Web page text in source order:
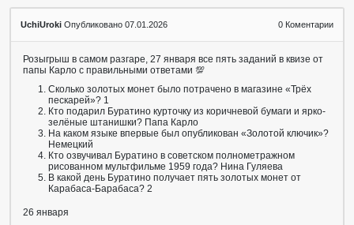
UchiUroki Опубликовано 07.01.2026 0 Коментарии
Розыгрыш в самом разгаре, 27 января все пять заданий в квизе от
папы Карло с правильными ответами 💯
Сколько золотых монет было потрачено в магазине «Трёх
пескарей»? 1
Кто подарил Буратино курточку из коричневой бумаги и ярко-
зелёные штанишки? Папа Карло
На каком языке впервые был опубликован «Золотой ключик»?
Немецкий
Кто озвучивал Буратино в советском полнометражном
рисованном мультфильме 1959 года? Нина Гуляева
В какой день Буратино получает пять золотых монет от
Карабаса-Барабаса? 2
26 января